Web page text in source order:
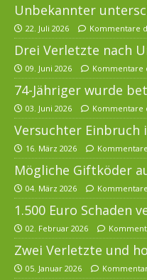
Unbekannter
22. Juli 2026 Kommentare
Drei Verletzte nach
09. Juni 2026 Kommentare
74-Jähriger wurde
03. Juni 2026 Kommentare
Versuchter Einbruch
16. März 2026
Mögliche Giftköder
04. März 2026
1.500 Euro Schaden
02. Februar 2026
Zwei Verletzte und
05. Januar 2026